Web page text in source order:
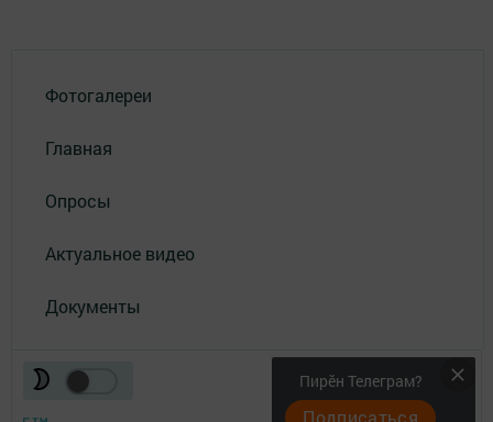
Фотогалереи
Главная
Опросы
Актуальное видео
Документы
Пирӗн Телеграм?
Подписаться